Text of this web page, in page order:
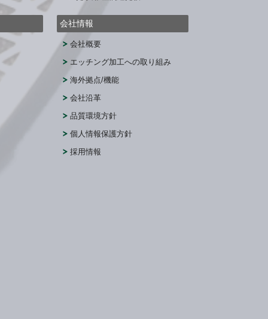
会社情報
会社概要
エッチング加工への取り組み
海外拠点/機能
会社沿革
品質環境方針
個人情報保護方針
採用情報